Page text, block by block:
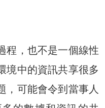
程，也不是一個線性
境中的資訊共享很多
，可能會令到當事人